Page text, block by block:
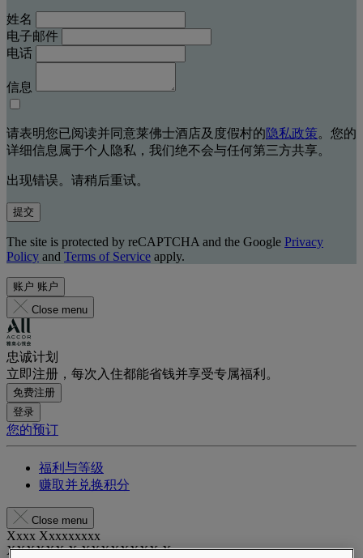
姓名
电子邮件
电话
信息
请表明您已阅读并同意莱佛士酒店及度假村的隐私政策。您的
详细信息属于个人隐私，我们绝不会与任何第三方共享。
出现错误。请稍后重试。
提交
The site is protected by reCAPTCHA and the Google Privacy
Policy and Terms of Service apply.
账户 账户
Close menu
忠诚计划
立即注册，每次入住都能省钱并享受专属福利。
免费注册
登录
您的预订
福利与等级
赚取并兑换积分
Close menu
Xxxx Xxxxxxxxx
XXXXXX X XXXXXXXX X